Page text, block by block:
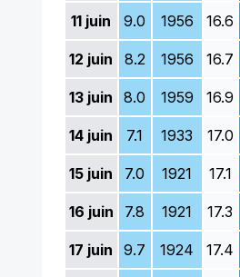
11 juin 9.0 1956 16.6
12 juin 8.2 1956 16.7
13 juin 8.0 1959 16.9
14 juin 7.1 1933 17.0
15 juin 7.0 1921 17.1
16 juin 7.8 1921 17.3
17 juin 9.7 1924 17.4